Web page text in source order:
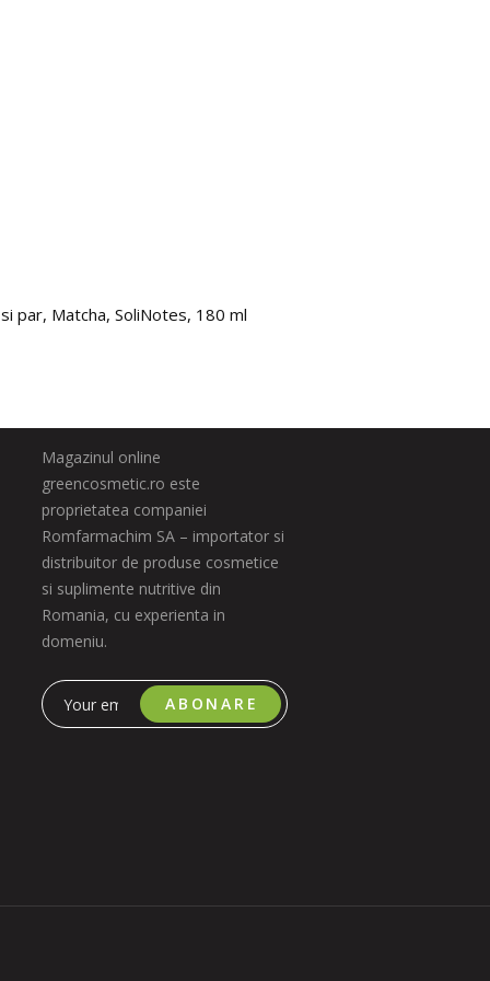
par, Matcha, SoliNotes, 180 ml
Magazinul online
greencosmetic.ro este
proprietatea companiei
Romfarmachim SA – importator si
distribuitor de produse cosmetice
si suplimente nutritive din
Romania, cu experienta in
domeniu.
ABONARE